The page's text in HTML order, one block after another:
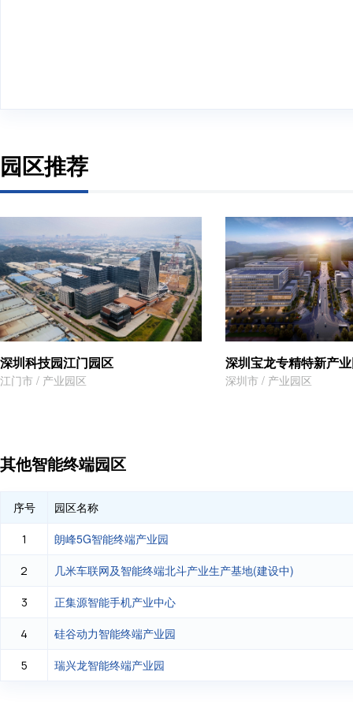
园区推荐
深圳科技园江门园区
江门市 / 产业园区
深圳宝龙专精特新产
深圳市 / 产业园区
其他智能终端园区
序号 园区名称
1 朗峰5G智能终端产业园
2 几米车联网及智能终端北斗产业生产基地(建设中)
3 正集源智能手机产业中心
4 硅谷动力智能终端产业园
5 瑞兴龙智能终端产业园